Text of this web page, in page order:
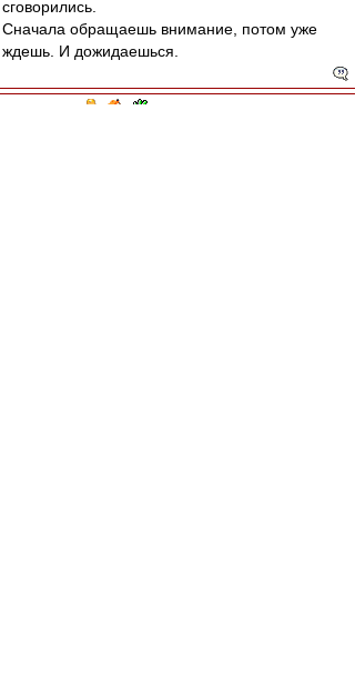
сговорились.
Сначала обращаешь внимание, потом уже
ждешь. И дожидаешься.